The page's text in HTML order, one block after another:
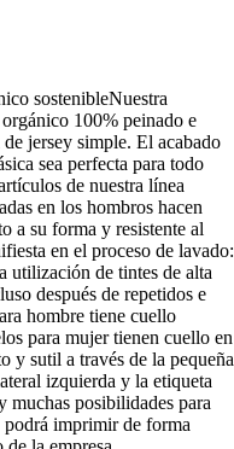
sostenibleNuestra
100% peinado e
jersey simple. El acabado
sea perfecta para todo
de nuestra línea
en los hombros hacen
a su forma y resistente al
en el proceso de lavado:
utilización de tintes de alta
después de repetidos e
hombre tiene cuello
para mujer tienen cuello en
y sutil a través de la pequeña
izquierda y la etiqueta
muchas posibilidades para
imprimir de forma